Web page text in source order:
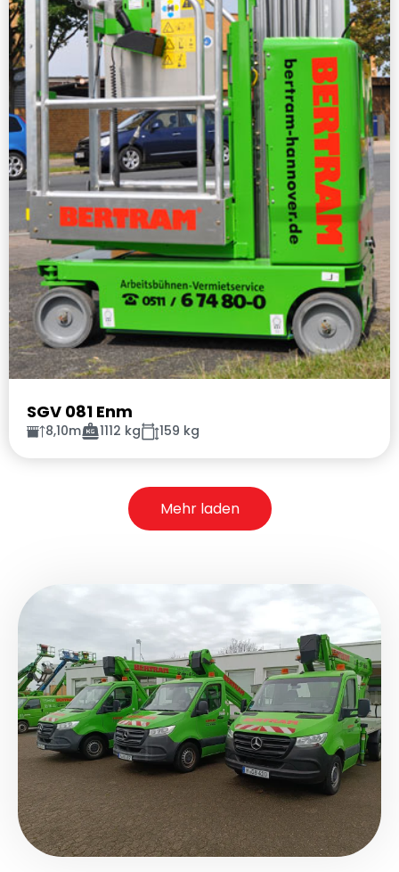
SGV 081 Enm
8,10m 1112 kg 159 kg
Mehr laden